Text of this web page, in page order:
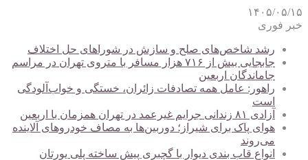
۱۴۰۵/۰۵/۱۵
خبر فوری
رشد شاخص‌های صلح و سازش در شوراهای حل اختلاف
جابجایی بیش از ۷۱۶ هزار مسافر با متروی تهران در مراسم
جاماندگان اربعین
راهور: عامل همه تصادفات زائران، خستگی و خواب‌آلودگی
است
آزادی ۸۱ زندانی جرایم غیرعمد در تهران همزمان با اربعین
هوای پاک برای شیراز؛ دوربین‌ها به مصاف خودروهای آلاینده
می‌روند
انواع قاب بندی دیوار با گچبری پیش ساخته پلی یورتان